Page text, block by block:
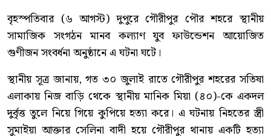
বৃহস্পতিবার (৬ আগস্ট) দুপুরে গৌরীপুর পৌর শহরে স্থানীয়
সামাজিক সংগঠন মানব কল্যাণ যুব ফাউন্ডেশন আয়োজিত
গুণীজন সংবর্ধনা অনুষ্ঠানে এ ঘটনা ঘটে।
স্থানীয় সূত্র জানায়, গত ৩০ জুলাই রাতে গৌরীপুর শহরের সতিষা
এলাকায় নিজ বাড়ি থেকে স্থানীয় মানিক মিয়া (৪০)-কে একদল
দুর্বৃত্ত তুলে নিয়ে গিয়ে কুপিয়ে হত্যা করে। এ ঘটনায় নিহতের স্ত্রী
সুমাইয়া আক্তার সেলিনা বাদী হয়ে গৌরীপুর থানায় একটি হত্যা